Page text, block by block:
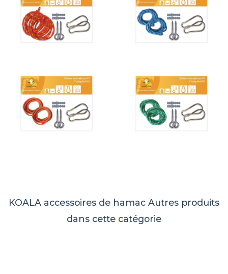
KOALA accessoires de hamac Autres produits
dans cette catégorie